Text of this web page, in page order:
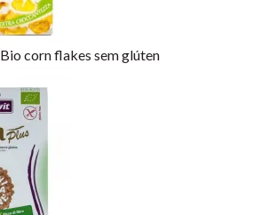
Bio corn flakes sem glúten